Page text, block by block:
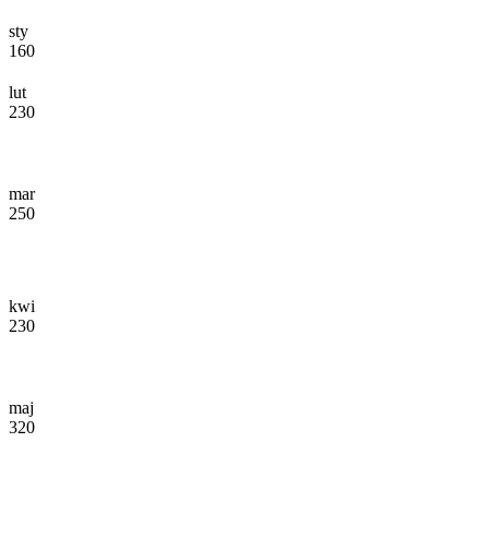
sty
160
lut
230
mar
250
kwi
230
maj
320